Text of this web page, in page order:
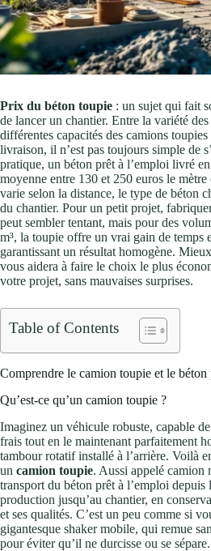
Prix du béton toupie : un sujet qui fait
de lancer un chantier. Entre la variété
différentes capacités des camions
livraison, il n’est pas toujours simple de
pratique, un béton prêt à l’emploi livré
moyenne entre 130 et 250 euros le
varie selon la distance, le type de béton
du chantier. Pour un petit projet,
peut sembler tentant, mais pour des
m³, la toupie offre un vrai gain de temps
garantissant un résultat homogène.
vous aidera à faire le choix le plus
votre projet, sans mauvaises surprises.
Table of Contents
Comprendre le camion toupie et le béton
Qu’est-ce qu’un camion toupie ?
Imaginez un véhicule robuste, capable
frais tout en le maintenant parfaitement
tambour rotatif installé à l’arrière. Voilà
un camion toupie. Aussi appelé camion
transport du béton prêt à l’emploi depuis
production jusqu’au chantier, en
et ses qualités. C’est un peu comme si
gigantesque shaker mobile, qui remue
pour éviter qu’il ne durcisse ou se sépare.